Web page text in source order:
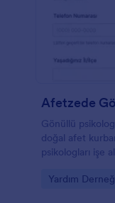
Afetzede
Gönüllü
doğal afet
psikologları işe
Go to
Yardım